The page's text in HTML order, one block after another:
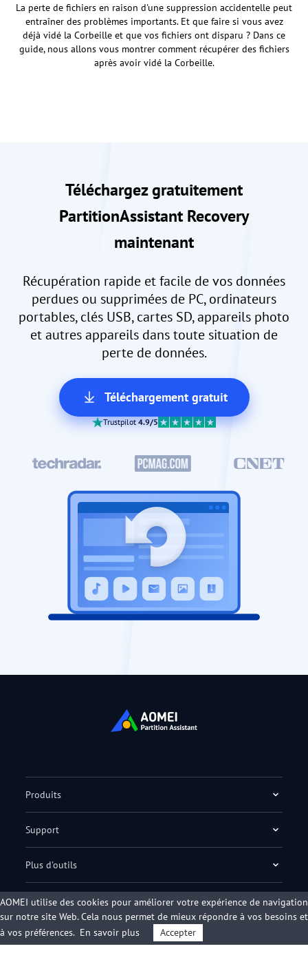
La perte de fichiers en raison d'une suppression accidentelle peut
entraîner des problèmes importants. Et que faire si vous avez
déjà vidé la Corbeille et que vos fichiers ont disparu ? Dans ce
guide, nous allons vous montrer comment récupérer des fichiers
après avoir vidé la Corbeille.
Téléchargez gratuitement
PartitionAssistant Recovery
maintenant
Récupération rapide et facile de vos données
perdues ou supprimées de PC, ordinateurs
portables, clés USB, cartes SD, appareils photo
et autres appareils dans toute situation de
perte de données.
Téléchargement gratuit
Trustpilot4.9/5
Produits
Support
Plus d'outils
AOMEI utilise des cookies pour améliorer votre expérience de navigation
sur notre site Web. Cela nous permet de mieux répondre à vos besoins et
à vos préférences. En savoir plus Accepter